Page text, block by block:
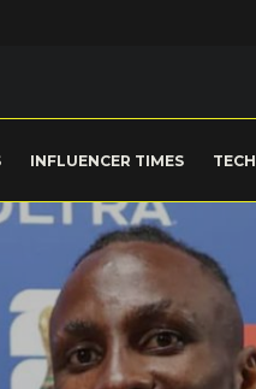
INFLUENCER TIMES TECH